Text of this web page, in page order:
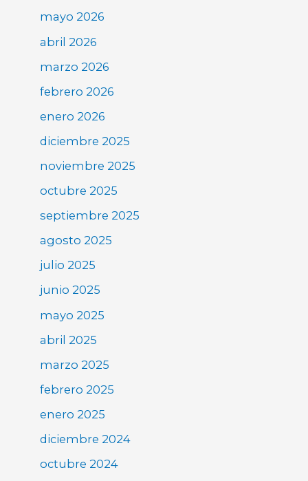
mayo 2026
abril 2026
marzo 2026
febrero 2026
enero 2026
diciembre 2025
noviembre 2025
octubre 2025
septiembre 2025
agosto 2025
julio 2025
junio 2025
mayo 2025
abril 2025
marzo 2025
febrero 2025
enero 2025
diciembre 2024
octubre 2024